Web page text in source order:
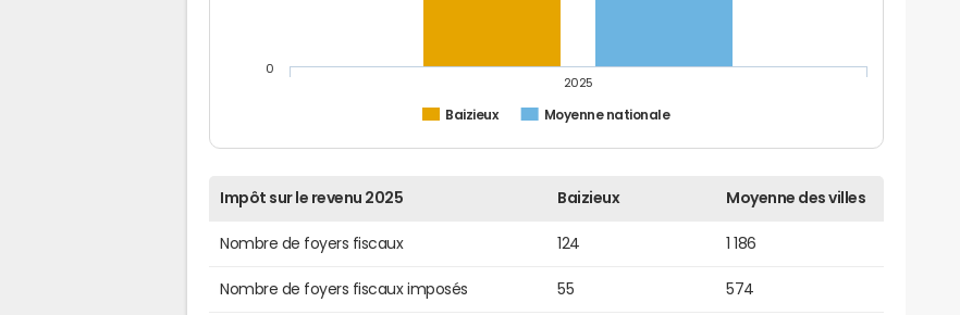
Baizieux Moyenne nationale
2025
0
Impôt sur le revenu 2025 Baizieux Moyenne des villes
Nombre de foyers fiscaux 124 1 186
Nombre de foyers fiscaux imposés 55 574